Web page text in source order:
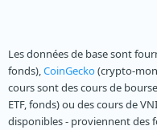
Les données de base sont
fonds),CoinGecko(crypto-
cours sont des cours de
ETF, fonds) ou des cours de
disponibles - proviennent des